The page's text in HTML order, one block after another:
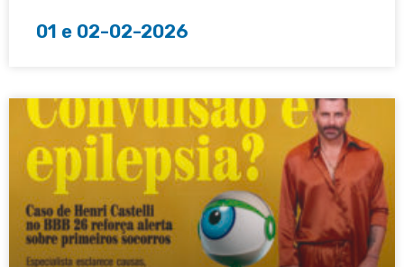
01 e 02-02-2026